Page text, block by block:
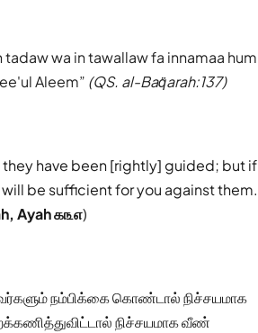
wa in tawallaw fa innamaa hum
Aleem (QS. al-Baq̈arah:137)
they have been [rightly] guided; but if
be sufficient for you against them.
Ayah ௧௩௭)
நம்பிக்கை கொண்டால் நிச்சயமாக
நிச்சயமாக வீண்